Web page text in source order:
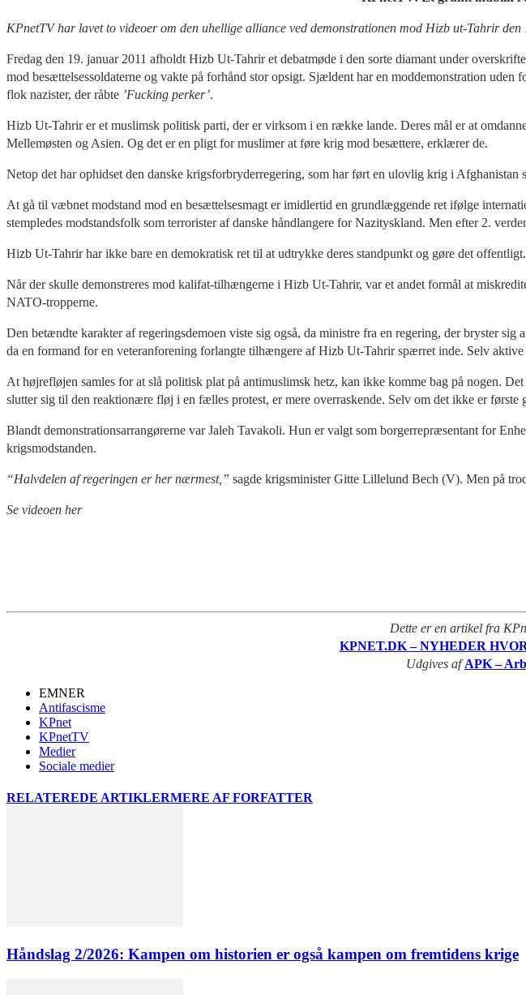
KPnetTV har lavet to videoer om den uhellige alliance ved demonstrationen mod Hizb ut-Tahrir
Fredag den 19. januar 2011 afholdt Hizb Ut-Tahrir et debatmøde i den sorte diamant under
mod besættelsessoldaterne og vakte på forhånd stor opsigt. Sjældent har en moddemonstration
flok nazister, der råbte ’Fucking perker’.
Hizb Ut-Tahrir er et muslimsk politisk parti, der er virksom i en række lande. Deres mål er at
Mellemøsten og Asien. Og det er en pligt for muslimer at føre krig mod besættere, erklærer de.
Netop det har ophidset den danske krigsforbryderregering, som har ført en ulovlig krig i
At gå til væbnet modstand mod en besættelsesmagt er imidlertid en grundlæggende ret ifølge
stempledes modstandsfolk som terrorister af danske håndlangere for Nazityskland. Men efter 2.
Hizb Ut-Tahrir har ikke bare en demokratisk ret til at udtrykke deres standpunkt og gøre det
Når der skulle demonstreres mod kalifat-tilhængerne i Hizb Ut-Tahrir, var et andet formål at
NATO-tropperne.
Den betændte karakter af regeringsdemoen viste sig også, da ministre fra en regering, der bryster
da en formand for en veteranforening forlangte tilhængere af Hizb Ut-Tahrir spærret inde. Selv
At højrefløjen samles for at slå politisk plat på antimuslimsk hetz, kan ikke komme bag på nogen.
slutter sig til den reaktionære fløj i en fælles protest, er mere overraskende. Selv om det ikke er første
Blandt demonstrationsarrangørerne var Jaleh Tavakoli. Hun er valgt som borgerrepræsentant for
krigsmodstanden.
“Halvdelen af regeringen er her nærmest,” sagde krigsminister Gitte Lillelund Bech (V). Men på
Se videoen her
Dette er en artikel fra
KPNET.DK – NYHEDER
Udgives afAPK –
EMNER
Antifascisme
KPnet
KPnetTV
Medier
Sociale medier
RELATEREDE ARTIKLERMERE AF FORFATTER
Håndslag 2/2026: Kampen om historien er også kampen om fremtidens krige